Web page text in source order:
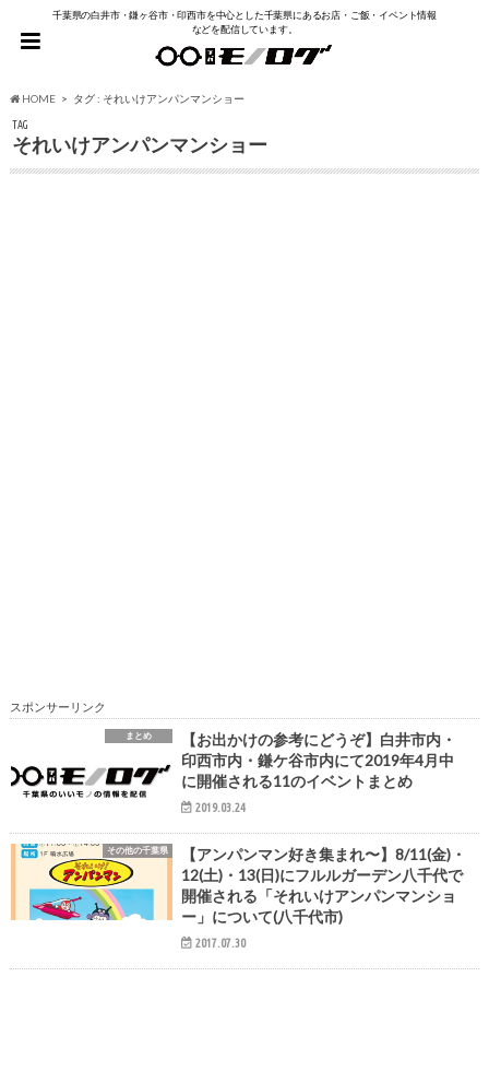
千葉県の白井市・鎌ヶ谷市・印西市を中心とした千葉県にあるお店・ご飯・イベント情報
などを配信しています。
HOME タグ : それいけアンパンマンショー
TAG
それいけアンパンマンショー
スポンサーリンク
まとめ
【お出かけの参考にどうぞ】白井市内・
印西市内・鎌ケ谷市内にて2019年4月中
に開催される11のイベントまとめ
2019.03.24
その他の千葉県
【アンパンマン好き集まれ〜】8/11(金)・
12(土)・13(日)にフルルガーデン八千代で
開催される「それいけアンパンマンショ
ー」について(八千代市)
2017.07.30